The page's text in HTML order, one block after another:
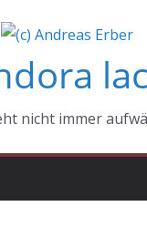
nicht immer